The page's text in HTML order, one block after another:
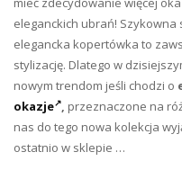
eleganckich ubrań!
elegancka kopertówka to
stylizację. Dlatego w
nowym trendom jeśli chodzi o
okazje , przeznaczone na
nas do tego nowa kolekcja
ostatnio w sklepie …